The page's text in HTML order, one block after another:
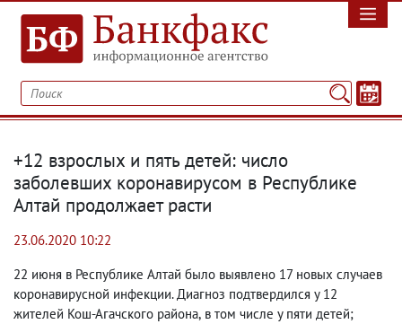
+12 взрослых и пять детей: число
заболевших коронавирусом в Республике
Алтай продолжает расти
23.06.2020 10:22
22 июня в Республике Алтай было выявлено 17 новых случаев
коронавирусной инфекции. Диагноз подтвердился у 12
жителей Кош-Агачского района, в том числе у пяти детей;